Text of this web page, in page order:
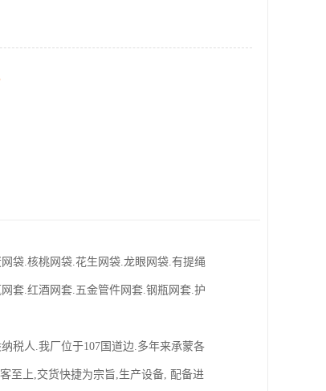
袋.核桃网袋.花生网袋.龙眼网袋.有提绳
套.红酒网套.五金管件网套.钢瓶网套.护
税人.我厂位于107国道边.多年来承蒙各
至上,交货快捷为宗旨,生产设备, 配备进